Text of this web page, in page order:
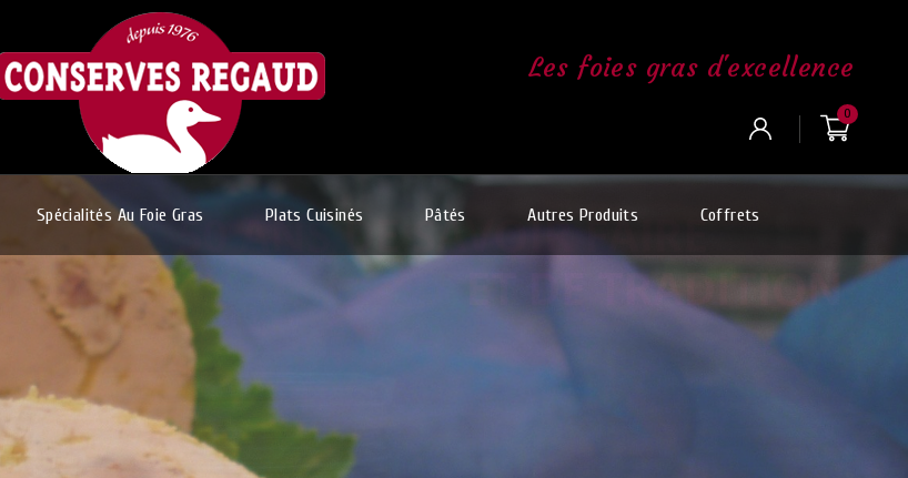
Les foies gras d'excellence
0
Spécialités Au Foie Gras Plats Cuisinés Pâtés Autres Produits Coffrets